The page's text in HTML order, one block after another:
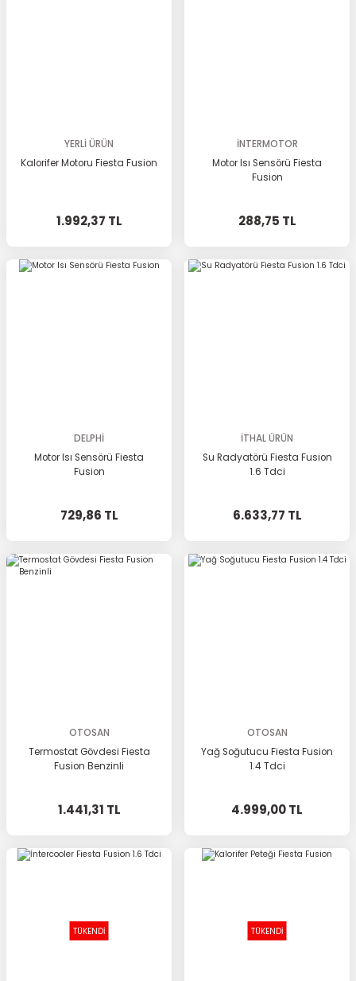
YERLİ ÜRÜN
Kalorifer Motoru Fiesta Fusion
1.992,37 TL
İNTERMOTOR
Motor Isı Sensörü Fiesta
Fusion
288,75 TL
DELPHİ
Motor Isı Sensörü Fiesta
Fusion
729,86 TL
İTHAL ÜRÜN
Su Radyatörü Fiesta Fusion
1.6 Tdci
6.633,77 TL
OTOSAN
Termostat Gövdesi Fiesta
Fusion Benzinli
1.441,31 TL
OTOSAN
Yağ Soğutucu Fiesta Fusion
1.4 Tdci
4.999,00 TL
TÜKENDİ TÜKENDİ